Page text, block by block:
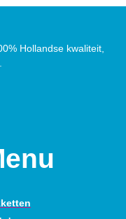
Hollandse kwaliteit,